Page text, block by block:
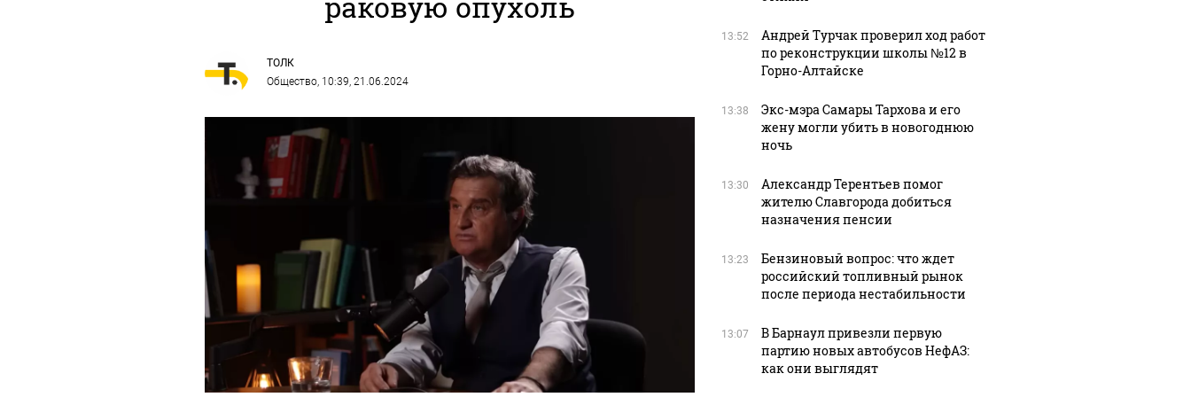
ТОЛК
Общество, 10:39, 21.06.2024
13:52
Андрей Турчак проверил ход работ
по реконструкции школы №12 в
Горно-Алтайске
13:38
Экс-мэра Самары Тархова и его
жену могли убить в новогоднюю
ночь
13:30
Александр Терентьев помог
жителю Славгорода добиться
назначения пенсии
13:23
Бензиновый вопрос: что ждет
российский топливный рынок
после периода нестабильности
13:07
В Барнаул привезли первую
партию новых автобусов НефАЗ:
как они выглядят